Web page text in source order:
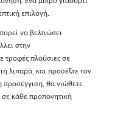
επιλογή.
να βελτιώσει
στην
τροφές πλούσιες σε
λιπαρά, και προσέξτε τον
θα νιώθετε
σε κάθε προπονητική